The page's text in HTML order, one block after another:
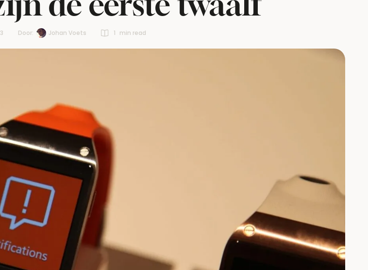
Door: Johan Voets 1 min read